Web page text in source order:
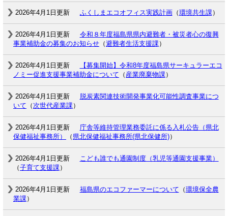
2026年4月1日更新 ふくしまエコオフィス実践計画（環境共生課）
2026年4月1日更新
令和８年度福島県県内避難者・被災者心の復興
事業補助金の募集のお知らせ （避難者生活支援課）
2026年4月1日更新
【募集開始】令和8年度福島県サーキュラーエコ
ノミー促進支援事業補助金について （ 産業廃棄物課）
2026年4月1日更新
脱炭素関連技術開発事業化可能性調査事業につ
いて （次世代産業課）
2026年4月1日更新
庁舎等維持管理業務委託に係る入札公告（県北
保健福祉事務所）
（ 県北保健福祉事務所(県北保健所)）
2026年4月1日更新
こども誰でも通園制度（乳児等通園支援事業）
（子育て支援課）
2026年4月1日更新 福島県のエコファーマーについて （環境保全農
業課）